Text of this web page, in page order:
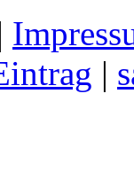
|
|